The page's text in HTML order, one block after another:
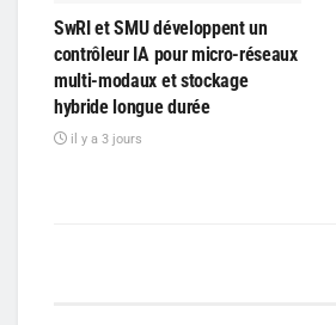
SwRI et SMU développent un
contrôleur IA pour micro-réseaux
multi-modaux et stockage
hybride longue durée
il y a 3 jours